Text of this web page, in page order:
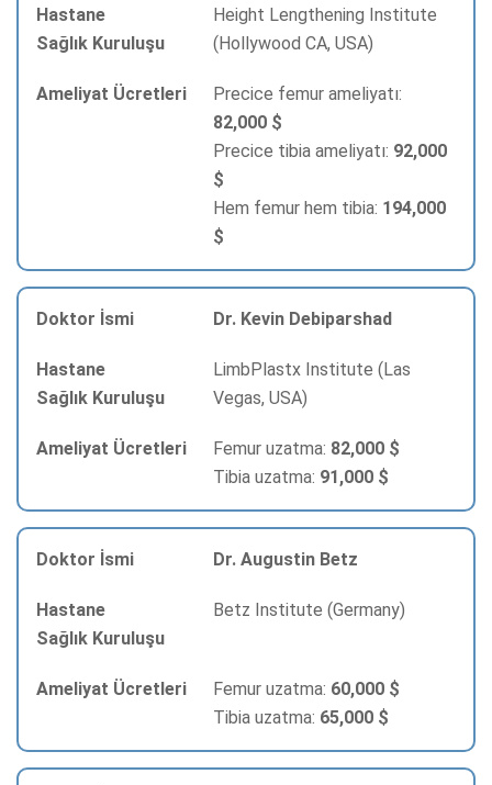
Height Lengthening Institute
(Hollywood CA, USA)
Precice femur ameliyatı:
82,000 $
Precice tibia ameliyatı: 92,000
$
Hem femur hem tibia: 194,000
$
Dr. Kevin Debiparshad
LimbPlastx Institute (Las
Vegas, USA)
Femur uzatma: 82,000 $
Tibia uzatma: 91,000 $
Dr. Augustin Betz
Betz Institute (Germany)
Femur uzatma: 60,000 $
Tibia uzatma: 65,000 $